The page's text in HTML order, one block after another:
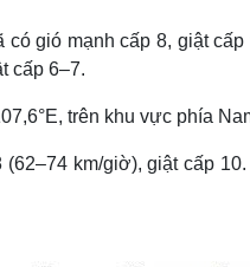
Thế giới thể thao
eSports
Văn hóa
Sân khấu - Điện
Văn học
gió mạnh cấp 8, giật
cấp 6–7.
trên khu vực phía
km/giờ), giật cấp